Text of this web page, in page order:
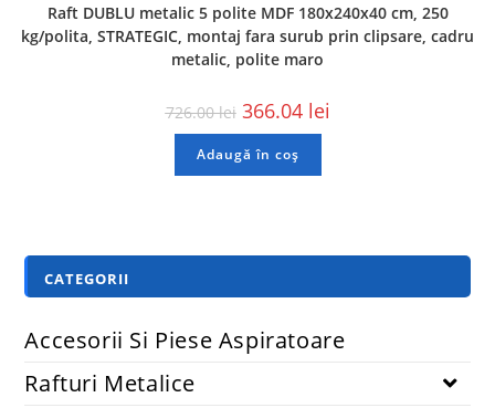
Raft DUBLU metalic 5 polite MDF 180x240x40 cm, 250
kg/polita, STRATEGIC, montaj fara surub prin clipsare, cadru
metalic, polite maro
726.00lei 366.04 lei
Adaugă în coș
CATEGORII
Accesorii Si Piese Aspiratoare
Rafturi Metalice